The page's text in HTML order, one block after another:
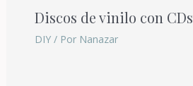
Discos de vinilo con CDs
DIY/ Por Nanazar